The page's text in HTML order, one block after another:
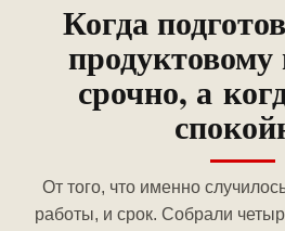
Когда
продуктовому
срочно, а
От того, что именно
работы, и срок. Собрали